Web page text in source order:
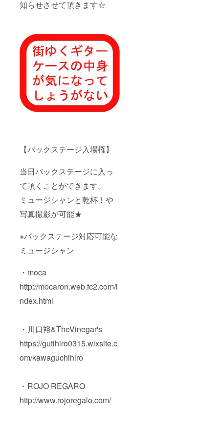
知らせさせて頂きます☆
【バックステージ入場権】
当日バックステージに入っ
て頂くことができます。
ミュージシャンと乾杯！や
写真撮影が可能★
※バックステージ対応可能な
ミュージシャン
・moca
http://mocaron.web.fc2.com/i
ndex.html
・川口裕&TheVinegar's
https://gutihiro0315.wixsite.c
om/kawaguchihiro
・ROJO REGARO
http://www.rojoregalo.com/